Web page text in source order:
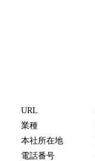
URL
業種
本社所在地
電話番号